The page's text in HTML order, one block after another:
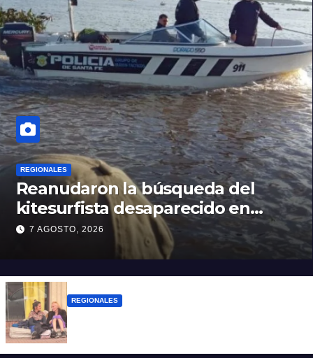
REGIONALES
Reanudaron la búsqueda del
kitesurfista desaparecido en
aguas de la Laguna Setúbal
7 AGOSTO, 2026
REGIONALES